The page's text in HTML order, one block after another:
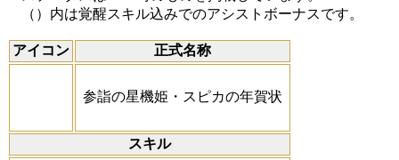
（）内は覚醒スキル込みでのアシストボーナスです。
アイコン 正式名称
参詣の星機姫・スピカの年賀状
スキル